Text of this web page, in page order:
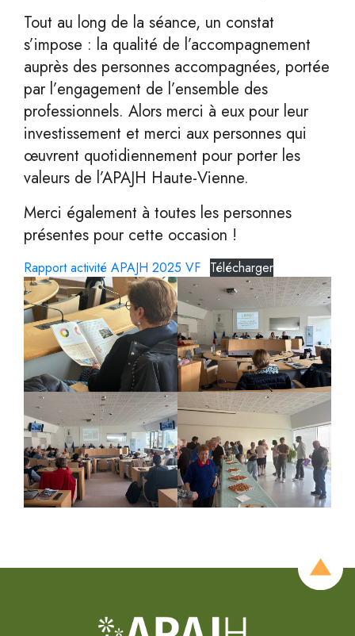
Tout au long de la séance, un constat
s’impose : la qualité de l’accompagnement
auprès des personnes accompagnées, portée
par l’engagement de l’ensemble des
professionnels. Alors merci à eux pour leur
investissement et merci aux personnes qui
œuvrent quotidiennement pour porter les
valeurs de l’APAJH Haute-Vienne.
Merci également à toutes les personnes
présentes pour cette occasion !
Rapport activité APAJH 2025 VF Télécharger